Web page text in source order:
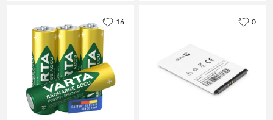
16 0